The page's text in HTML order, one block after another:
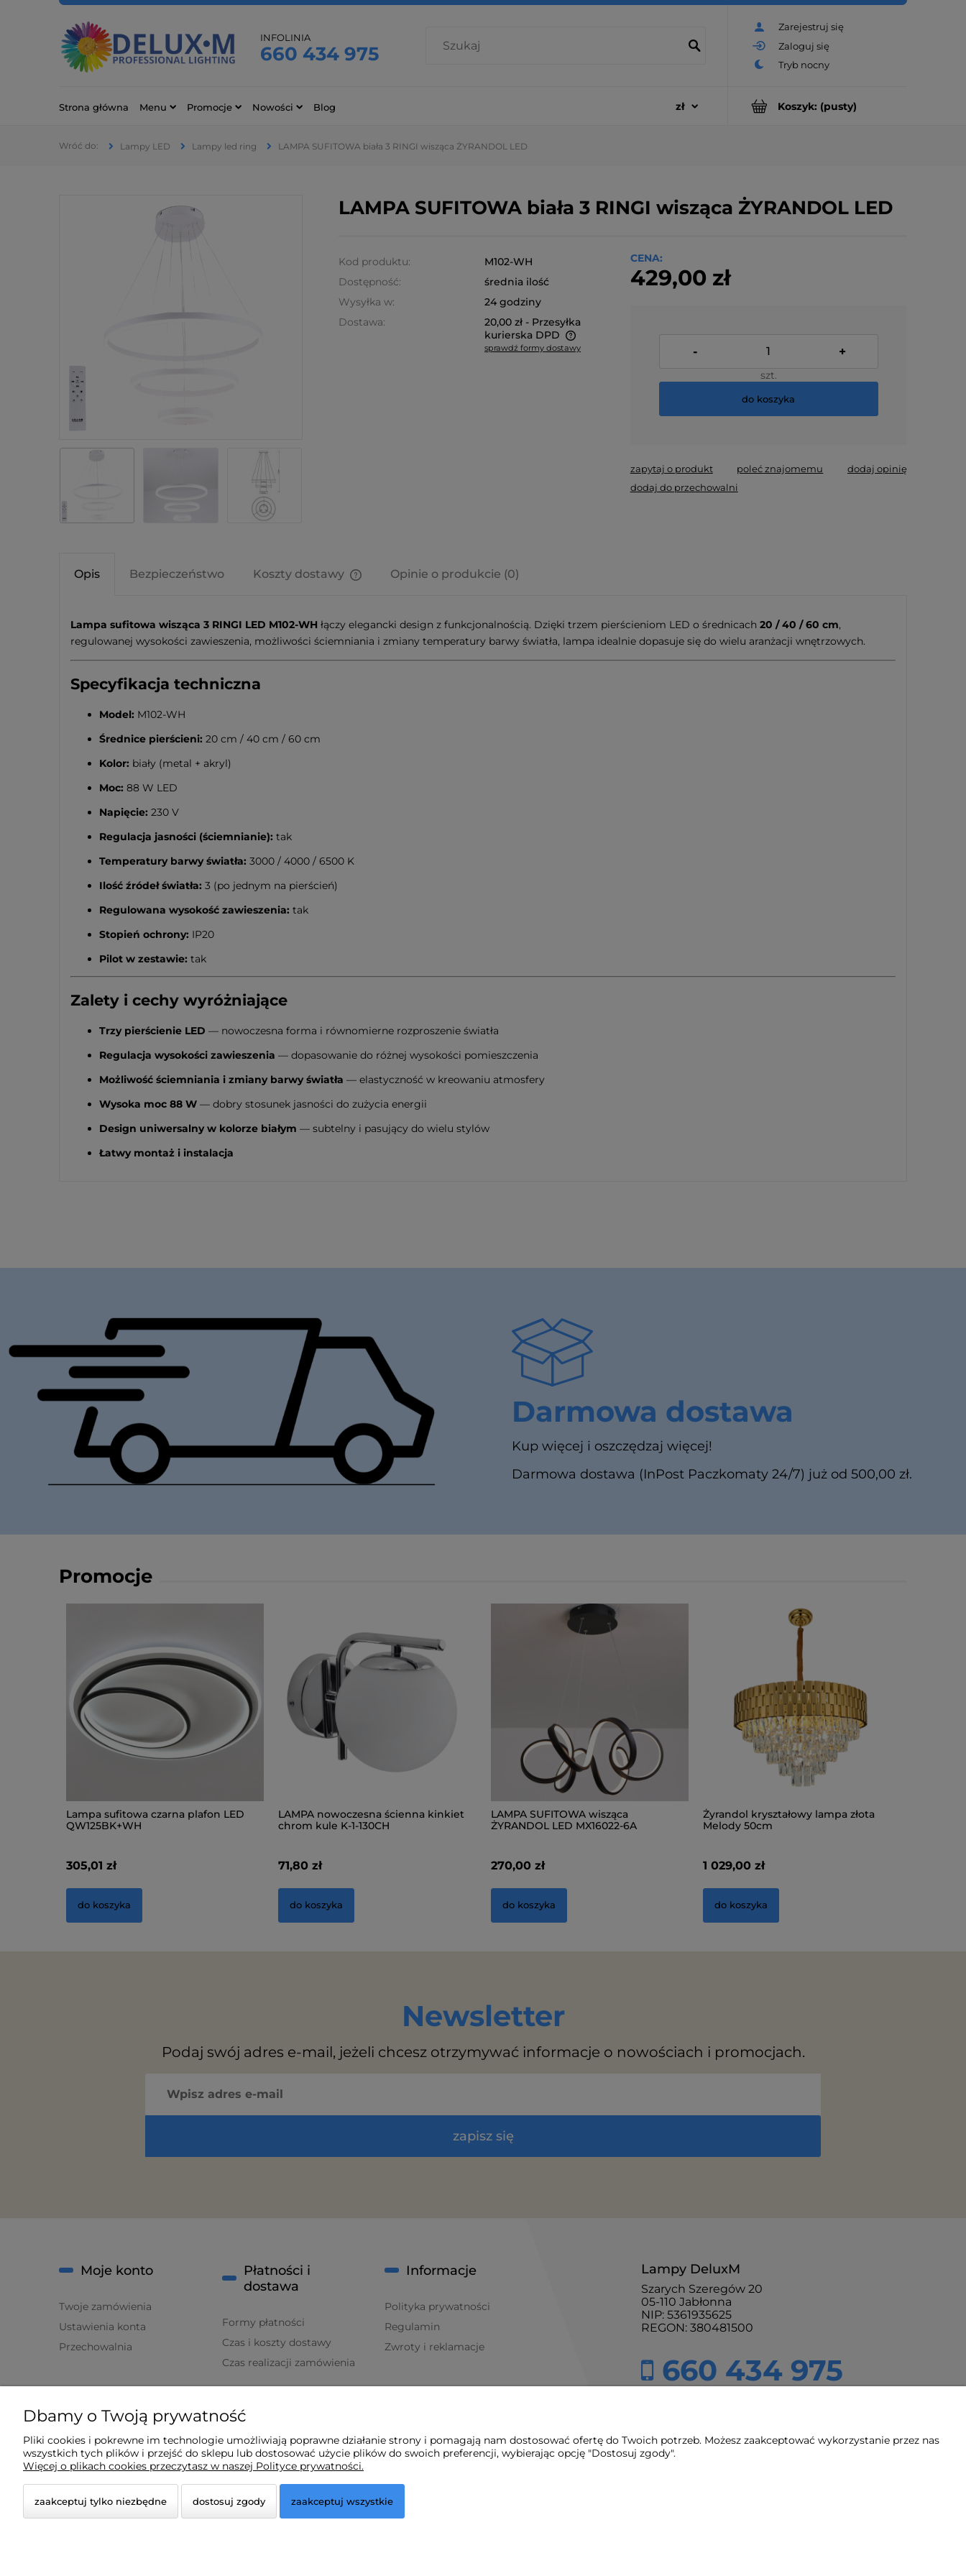
Zarejestruj się
Zaloguj się
INFOLINIA
660 434 975
Koszyk: (pusty)
Strona główna Menu Promocje Nowości Blog
Lampy LED Lampy led ring LAMPA SUFITOWA biała 3 RINGI wisząca ŻYRANDOL LED
LAMPA SUFITOWA biała 3 RINGI wisząca ŻYRANDOL LED
Kod produktu:
M102-WH
Dostępność:
średnia ilość
Wysyłka w:
24 godziny
Dostawa:
20,00 zł - Przesyłka
kurierska DPD
sprawdź formy dostawy
CENA:
429,00 zł
- +
szt.
do koszyka
zapytaj o produkt poleć znajomemu
dodaj opinię
dodaj do przechowalni
Opis Bezpieczeństwo Koszty dostawy
kosztów płatności
Opinie o produkcie (0)
Lampa sufitowa wisząca 3 RINGI LED M102-WH łączy elegancki design z funkcjonalnością. Dzięki trzem pierścieniom LED o średnicach 20 / 40 / 60 cm,
regulowanej wysokości zawieszenia, możliwości ściemniania i zmiany temperatury barwy światła, lampa idealnie dopasuje się do wielu aranżacji wnętrzowych.
Specyfikacja techniczna
Model: M102-WH
Średnice pierścieni: 20 cm / 40 cm / 60 cm
Kolor: biały (metal + akryl)
Moc: 88 W LED
Napięcie: 230 V
Regulacja jasności (ściemnianie): tak
Temperatury barwy światła: 3000 / 4000 / 6500 K
Ilość źródeł światła: 3 (po jednym na pierścień)
Regulowana wysokość zawieszenia: tak
Stopień ochrony: IP20
Pilot w zestawie: tak
Zalety i cechy wyróżniające
Trzy pierścienie LED — nowoczesna forma i równomierne rozproszenie światła
Regulacja wysokości zawieszenia — dopasowanie do różnej wysokości pomieszczenia
Możliwość ściemniania i zmiany barwy światła — elastyczność w kreowaniu atmosfery
Wysoka moc 88 W — dobry stosunek jasności do zużycia energii
Design uniwersalny w kolorze białym — subtelny i pasujący do wielu stylów
Łatwy montaż i instalacja
Darmowa dostawa
Kup więcej i oszczędzaj więcej!
Darmowa dostawa (InPost Paczkomaty 24/7) już od 500,00 zł.
Promocje
Lampa sufitowa czarna plafon LED
QW125BK+WH
305,01 zł
do koszyka
LAMPA nowoczesna ścienna kinkiet
chrom kule K-1-130CH
71,80 zł
do koszyka
LAMPA SUFITOWA wisząca
ŻYRANDOL LED MX16022-6A
270,00 zł
do koszyka
Żyrandol kryształowy lampa złota
Melody 50cm
1 029,00 zł
do koszyka
Newsletter
Podaj swój adres e-mail, jeżeli chcesz otrzymywać informacje o nowościach i promocjach.
zapisz się
Lampy DeluxM
Szarych Szeregów 20
05-110 Jabłonna
NIP: 5361935625
REGON: 380481500
660 434 975
Moje konto
Twoje zamówienia
Ustawienia konta
Przechowalnia
Płatności i
dostawa
Formy płatności
Czas i koszty dostawy
Czas realizacji zamówienia
Informacje
Polityka prywatności
Regulamin
Zwroty i reklamacje
Kontakt i dane firmy
O firmie
Dbamy o Twoją prywatność
Pliki cookies i pokrewne im technologie umożliwiają poprawne działanie strony i pomagają nam dostosować ofertę do Twoich potrzeb. Możesz zaakceptować wykorzystanie przez nas
wszystkich tych plików i przejść do sklepu lub dostosować użycie plików do swoich preferencji, wybierając opcję "Dostosuj zgody".
Więcej o plikach cookies przeczytasz w naszej Polityce prywatności.
zaakceptuj tylko niezbędne dostosuj zgody zaakceptuj wszystkie